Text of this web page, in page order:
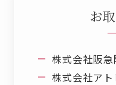
お
株式会社阪
株式会社アト